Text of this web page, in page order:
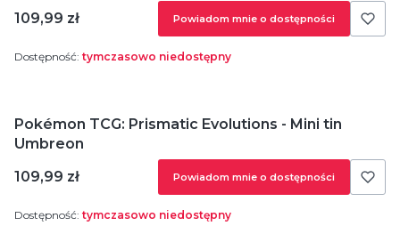
Cena
109,99 zł Powiadom mnie o dostępności
Dostępność: tymczasowo niedostępny
Pokémon TCG: Prismatic Evolutions - Mini tin
Umbreon
Cena
109,99 zł Powiadom mnie o dostępności
Dostępność: tymczasowo niedostępny